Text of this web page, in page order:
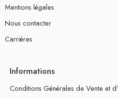
Mentions légales
Nous contacter
Carrières
Informations
Conditions Générales de Vente et